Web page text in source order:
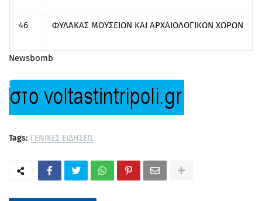
46 ΦΥΛΑΚΑΣ ΜΟΥΣΕΙΩΝ ΚΑΙ ΑΡΧΑΙΟΛΟΓΙΚΩΝ ΧΩΡΩΝ
Newsbomb
Tags: ΓΕΝΙΚΕΣ ΕΙΔΗΣΕΙΣ